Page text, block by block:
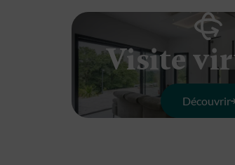
Visite
Découvrir